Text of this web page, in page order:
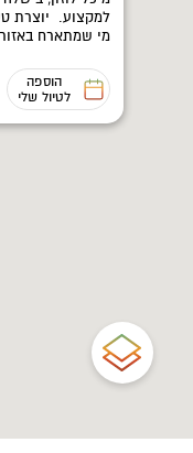
למקצוע. יוצרת
מי שמתארח
הוספה
לטיול שלי